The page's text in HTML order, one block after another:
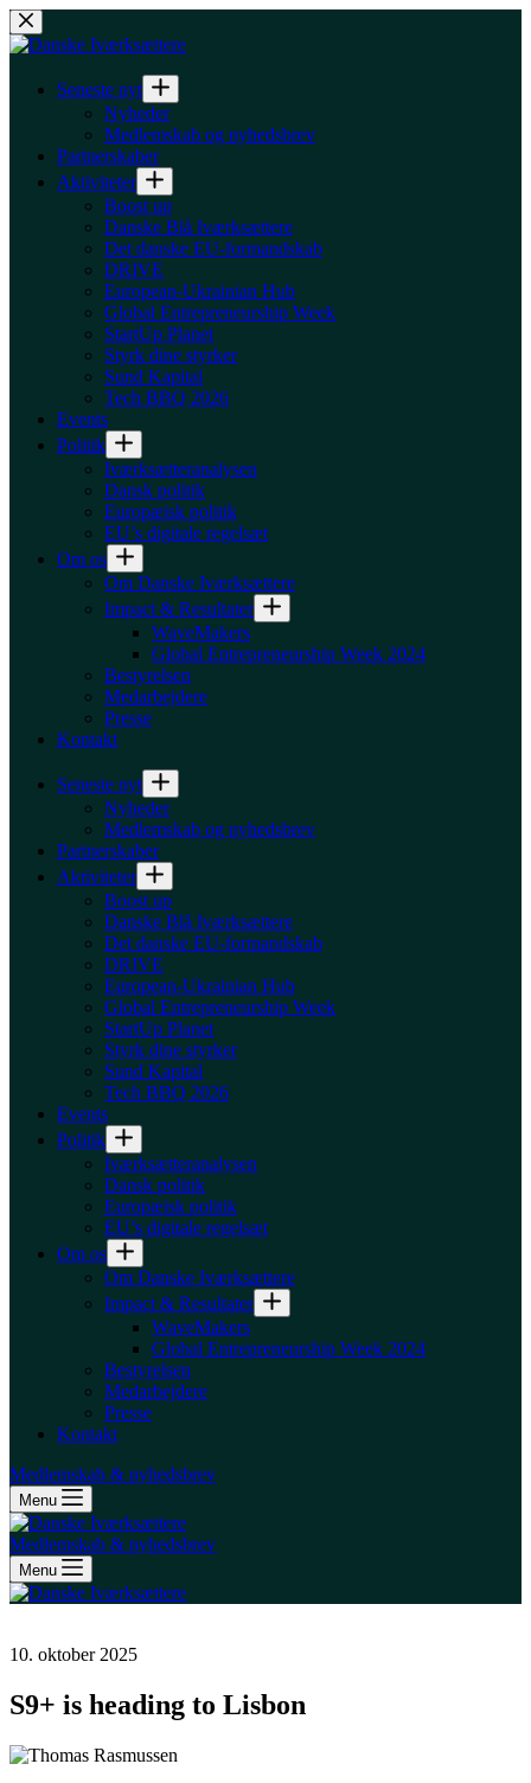
Fortsæt
til
Seneste nyt
Nyheder
Medlemskab og nyhedsbrev
Partnerskaber
Aktiviteter
Boost up
Danske Blå Iværksættere
Det danske EU-formandskab
DRIVE
European-Ukrainian Hub
Global Entrepreneurship Week
StartUp Planet
Styrk dine styrker
Sund Kapital
Tech BBQ 2026
Events
Politik
Iværksætteranalysen
Dansk politik
Europæisk politik
EU’s digitale regelsæt
Om os
Om Danske Iværksættere
Impact & Resultater
WaveMakers
Global Entrepreneurship Week 2024
Bestyrelsen
Medarbejdere
Presse
Kontakt
Seneste nyt
Nyheder
Medlemskab og nyhedsbrev
Partnerskaber
Aktiviteter
Boost up
Danske Blå Iværksættere
Det danske EU-formandskab
DRIVE
European-Ukrainian Hub
Global Entrepreneurship Week
StartUp Planet
Styrk dine styrker
Sund Kapital
Tech BBQ 2026
Events
Politik
Iværksætteranalysen
Dansk politik
Europæisk politik
EU’s digitale regelsæt
Om os
Om Danske Iværksættere
Impact & Resultater
WaveMakers
Global Entrepreneurship Week 2024
Bestyrelsen
Medarbejdere
Presse
Kontakt
Medlemskab & nyhedsbrev
Menu
Medlemskab & nyhedsbrev
Menu
10. oktober 2025
S9+ is heading to Lisbon